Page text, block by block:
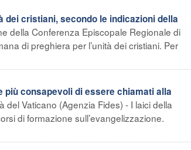
dei cristiani, secondo le indicazioni della
della Conferenza Episcopale Regionale di
di preghiera per l’unità dei cristiani. Per
più consapevoli di essere chiamati alla
del Vaticano (Agenzia Fides) - I laici della
di formazione sull’evangelizzazione.